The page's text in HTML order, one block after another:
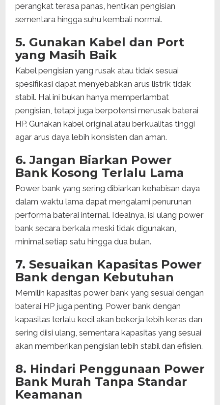
perangkat terasa panas, hentikan pengisian
sementara hingga suhu kembali normal.
5. Gunakan Kabel dan Port
yang Masih Baik
Kabel pengisian yang rusak atau tidak sesuai
spesifikasi dapat menyebabkan arus listrik tidak
stabil. Hal ini bukan hanya memperlambat
pengisian, tetapi juga berpotensi merusak baterai
HP. Gunakan kabel original atau berkualitas tinggi
agar arus daya lebih konsisten dan aman.
6. Jangan Biarkan Power
Bank Kosong Terlalu Lama
Power bank yang sering dibiarkan kehabisan daya
dalam waktu lama dapat mengalami penurunan
performa baterai internal. Idealnya, isi ulang power
bank secara berkala meski tidak digunakan,
minimal setiap satu hingga dua bulan.
7. Sesuaikan Kapasitas Power
Bank dengan Kebutuhan
Memilih kapasitas power bank yang sesuai dengan
baterai HP juga penting. Power bank dengan
kapasitas terlalu kecil akan bekerja lebih keras dan
sering diisi ulang, sementara kapasitas yang sesuai
akan memberikan pengisian lebih stabil dan efisien.
8. Hindari Penggunaan Power
Bank Murah Tanpa Standar
Keamanan